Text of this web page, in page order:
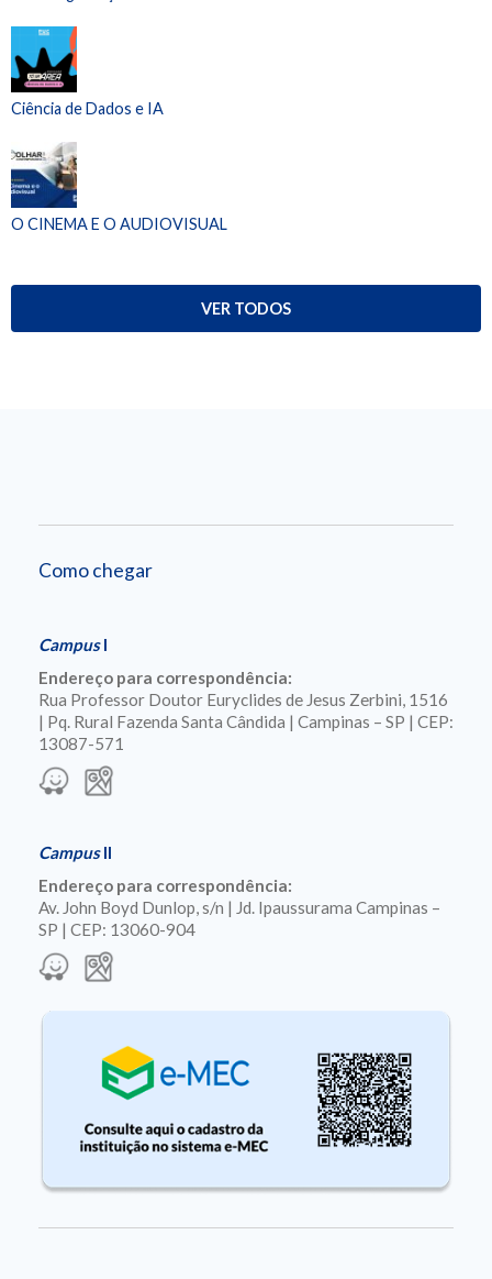
Ciência de Dados e IA
O CINEMA E O AUDIOVISUAL
VER TODOS
Como chegar
CampusI
Endereço para correspondência:
Rua Professor Doutor Euryclides de Jesus Zerbini, 1516
| Pq. Rural Fazenda Santa Cândida | Campinas – SP | CEP:
13087-571
CampusII
Endereço para correspondência:
Av. John Boyd Dunlop, s/n | Jd. Ipaussurama Campinas –
SP | CEP: 13060-904